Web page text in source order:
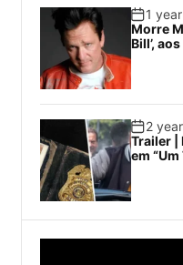
1
Morre
Bill’,
2
Trailer |
em